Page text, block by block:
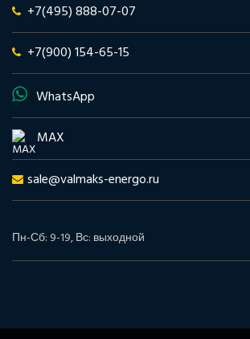
+7(495) 888-07-07
+7(900) 154-65-15
WhatsApp
MAX
sale@valmaks-energo.ru
Пн-Сб: 9-19, Вс: выходной